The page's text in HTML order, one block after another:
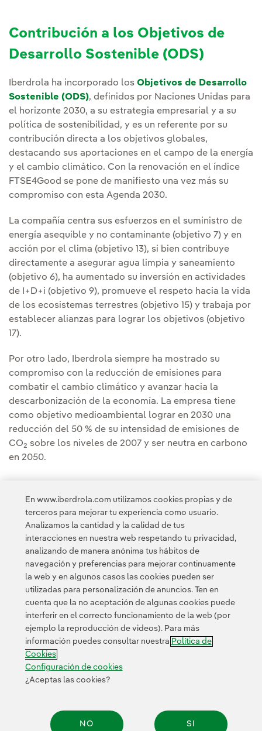
Contribución a los Objetivos de
Desarrollo Sostenible (ODS)
Iberdrola ha incorporado los Objetivos de Desarrollo
Sostenible (ODS), definidos por Naciones Unidas para
el horizonte 2030, a su estrategia empresarial y a su
política de sostenibilidad, y es un referente por su
contribución directa a los objetivos globales,
destacando sus aportaciones en el campo de la energía
y el cambio climático. Con la renovación en el índice
FTSE4Good se pone de manifiesto una vez más su
compromiso con esta Agenda 2030.
La compañía centra sus esfuerzos en el suministro de
energía asequible y no contaminante (objetivo 7) y en
acción por el clima (objetivo 13), si bien contribuye
directamente a asegurar agua limpia y saneamiento
(objetivo 6), ha aumentado su inversión en actividades
de I+D+i (objetivo 9), promueve el respeto hacia la vida
de los ecosistemas terrestres (objetivo 15) y trabaja por
establecer alianzas para lograr los objetivos (objetivo
17).
Por otro lado, Iberdrola siempre ha mostrado su
compromiso con la reducción de emisiones para
combatir el cambio climático y avanzar hacia la
descarbonización de la economía. La empresa tiene
como objetivo medioambiental lograr en 2030 una
reducción del 50 % de su intensidad de emisiones de
CO2 sobre los niveles de 2007 y ser neutra en carbono
en 2050.
Acceso a información legal
Contacta Clientes Política de Privacidad Información legal
Transparencia en el uso de la IA Política de cookies
Configuración de cookies Accesibilidad Canal de denuncias
© 2026 Iberdrola, S.A. Reservados todos los derechos.
En www.iberdrola.com utilizamos cookies propias y de
terceros para mejorar tu experiencia como usuario.
Analizamos la cantidad y la calidad de tus
interacciones en nuestra web respetando tu privacidad,
analizando de manera anónima tus hábitos de
navegación y preferencias para mejorar continuamente
la web y en algunos casos las cookies pueden ser
utilizadas para personalización de anuncios. Ten en
cuenta que la no aceptación de algunas cookies puede
interferir en el correcto funcionamiento de la web (por
ejemplo la reproducción de videos). Para más
información puedes consultar nuestra Política de
Cookies
Configuración de cookies
¿Aceptas las cookies?
NO SI